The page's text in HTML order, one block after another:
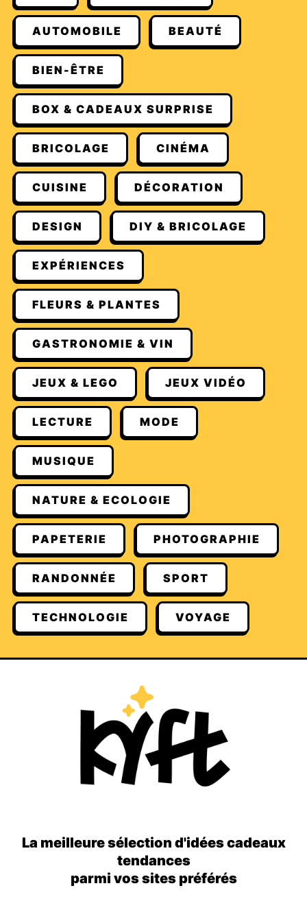
AUTOMOBILE BEAUTÉ
BIEN-ÊTRE
BOX & CADEAUX SURPRISE
BRICOLAGE CINÉMA
CUISINE DÉCORATION
DESIGN DIY & BRICOLAGE
EXPÉRIENCES
FLEURS & PLANTES
GASTRONOMIE & VIN
JEUX & LEGO JEUX VIDÉO
LECTURE MODE
MUSIQUE
NATURE & ECOLOGIE
PAPETERIE PHOTOGRAPHIE
RANDONNÉE SPORT
TECHNOLOGIE VOYAGE
La meilleure sélection d'idées cadeaux
tendances
parmi vos sites préférés